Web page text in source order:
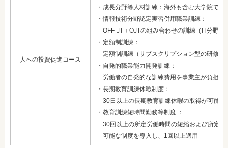
人への投資促進コース
・成長分野等人材訓練：海外も含む大学院での
・情報技術分野認定実習併用職業訓練：
OFF-JT＋OJTの組み合わせの訓練（IT分野関
・定額制訓練：
定額制訓練（サブスクリプション型の研修サ
・自発的職業能力開発訓練：
労働者の自発的な訓練費用を事業主が負担し
・長期教育訓練休暇制度：
30日以上の長期教育訓練休暇の取得が可能な
・教育訓練短時間勤務等制度 ：
30回以上の所定労働時間の短縮および所定外
可能な制度を導入し、1回以上適用